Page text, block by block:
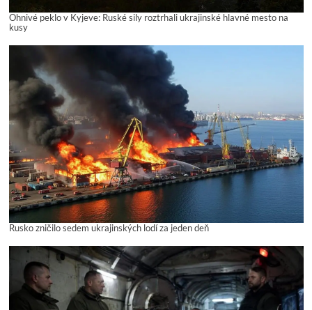
Ohnivé peklo v Kyjeve: Ruské sily roztrhali ukrajinské hlavné mesto na
kusy
Rusko zničilo sedem ukrajinských lodí za jeden deň